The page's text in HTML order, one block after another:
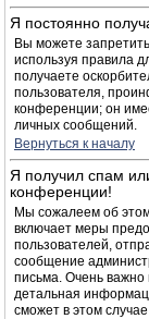
Я постоянно
Вы можете
используя правила
получаете
пользователя,
конференции; он
личных сообщений.
Вернуться к началу
Я получил спам
конференции!
Мы сожалеем об
включает меры
пользователей,
сообщение
письма. Очень важно
детальная
сможет в этом